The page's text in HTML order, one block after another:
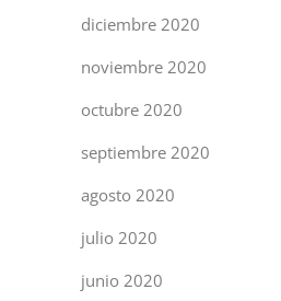
diciembre 2020
noviembre 2020
octubre 2020
septiembre 2020
agosto 2020
julio 2020
junio 2020